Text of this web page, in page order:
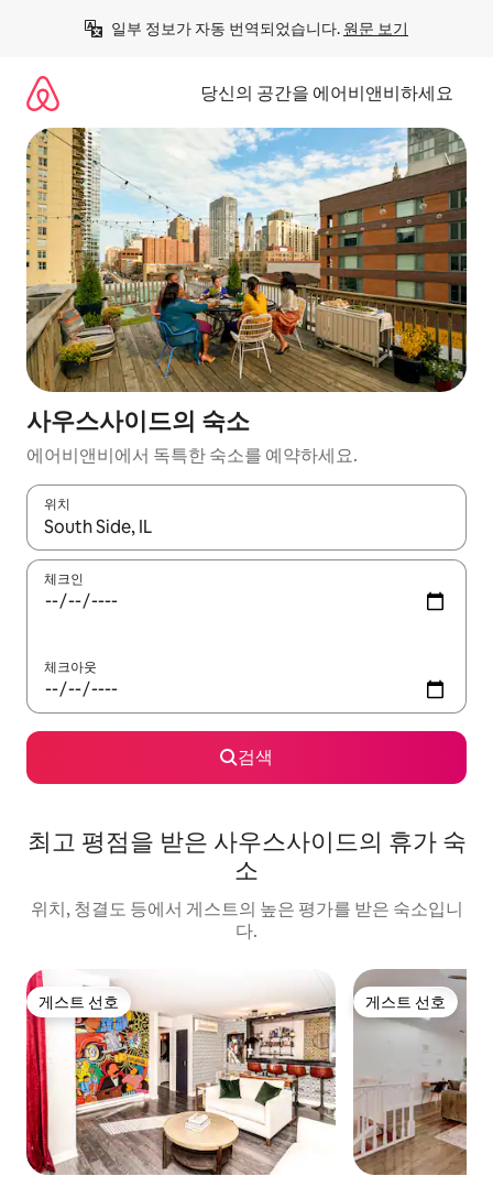
일부 정보가 자동 번역되었습니다. 원문 보기
당신의 공간을 에어비앤비하세요
사우스사이드의 숙소
에어비앤비에서 독특한 숙소를 예약하세요.
위치
결과가 나오면 위·아래 화살표 키를 사용하거나 터치 또는 스와이
체크인
체크아웃
검색
최고 평점을 받은 사우스사이드의 휴가 숙
소
위치, 청결도 등에서 게스트의 높은 평가를 받은 숙소입니
다.
게스트 선호
게스트 선호 게스트 선호
게스트 선호